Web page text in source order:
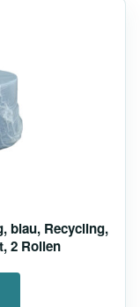
blau, Recycling,
2 Rollen